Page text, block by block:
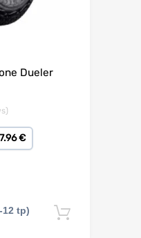
Dueler
€
12 tp)